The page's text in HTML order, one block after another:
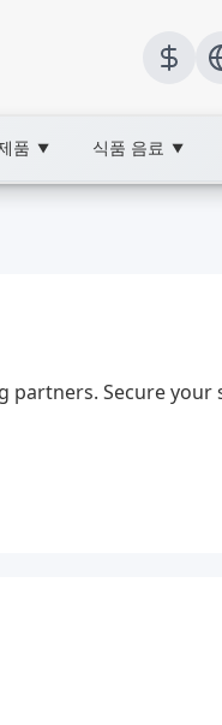
품 ▼ 식품 음료 ▼
partners. Secure